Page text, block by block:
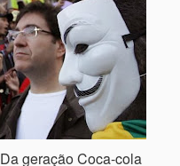
Da geração Coca-cola